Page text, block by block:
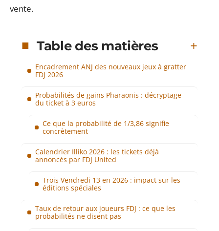
vente.
Table des matières
Encadrement ANJ des nouveaux jeux à gratter
FDJ 2026
Probabilités de gains Pharaonis : décryptage
du ticket à 3 euros
Ce que la probabilité de 1/3,86 signifie
concrètement
Calendrier Illiko 2026 : les tickets déjà
annoncés par FDJ United
Trois Vendredi 13 en 2026 : impact sur les
éditions spéciales
Taux de retour aux joueurs FDJ : ce que les
probabilités ne disent pas